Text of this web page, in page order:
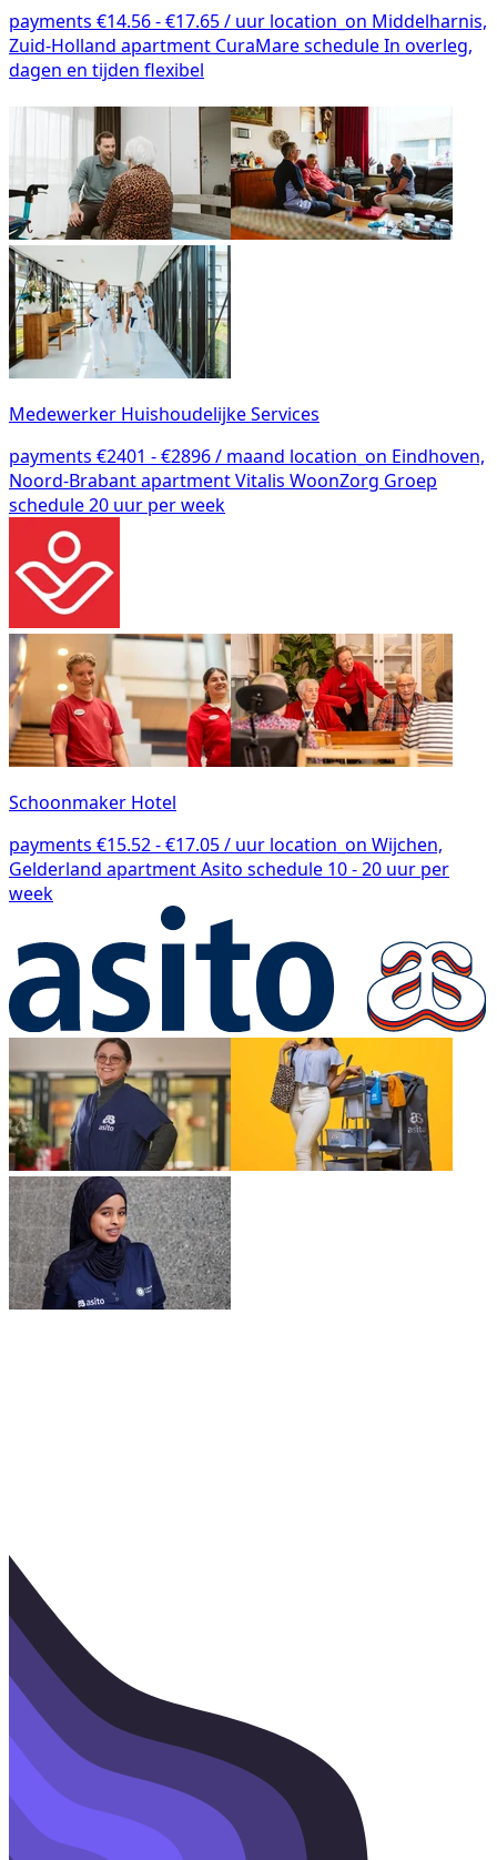
payments €14.56 - €17.65 / uur location_on Middelharnis,
Zuid-Holland apartment CuraMarescheduleIn overleg,
dagen en tijden flexibel
Medewerker Huishoudelijke Services
payments €2401 - €2896 / maand location_on Eindhoven,
Noord-BrabantapartmentVitalis WoonZorg Groep
schedule20 uur per week
Schoonmaker Hotel
payments €15.52 - €17.05 / uur location_on Wijchen,
Gelderland apartmentAsito schedule 10 - 20 uur per
week